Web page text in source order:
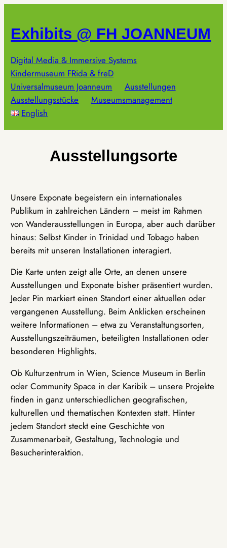
springen
Exhibits @ FH JOANNEUM
Digital Media & Immersive Systems
Kindermuseum FRida & freD
Universalmuseum Joanneum
Ausstellungen
Ausstellungsstücke
Museumsmanagement
English
Ausstellungsorte
Unsere Exponate begeistern ein internationales
Publikum in zahlreichen Ländern – meist im Rahmen
von Wanderausstellungen in Europa, aber auch darüber
hinaus: Selbst Kinder in Trinidad und Tobago haben
bereits mit unseren Installationen interagiert.
Die Karte unten zeigt alle Orte, an denen unsere
Ausstellungen und Exponate bisher präsentiert wurden.
Jeder Pin markiert einen Standort einer aktuellen oder
vergangenen Ausstellung. Beim Anklicken erscheinen
weitere Informationen – etwa zu Veranstaltungsorten,
Ausstellungszeiträumen, beteiligten Installationen oder
besonderen Highlights.
Ob Kulturzentrum in Wien, Science Museum in Berlin
oder Community Space in der Karibik – unsere Projekte
finden in ganz unterschiedlichen geografischen,
kulturellen und thematischen Kontexten statt. Hinter
jedem Standort steckt eine Geschichte von
Zusammenarbeit, Gestaltung, Technologie und
Besucherinteraktion.